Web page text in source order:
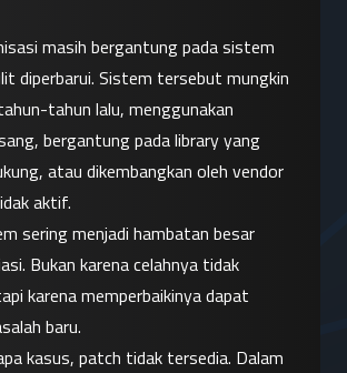
masih bergantung pada sistem
diperbarui. Sistem tersebut mungkin
tahun lalu, menggunakan
bergantung pada library yang
atau dikembangkan oleh vendor
aktif.
sering menjadi hambatan besar
Bukan karena celahnya tidak
karena memperbaikinya dapat
baru.
kasus, patch tidak tersedia. Dalam